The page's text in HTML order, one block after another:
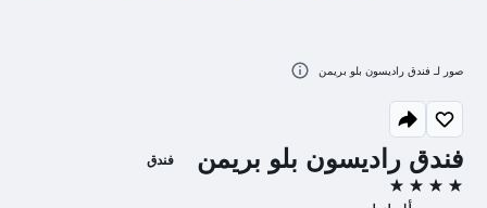
فندق راديسون بلو بريمن فندق
4 نجوم
صور لـ فندق راديسون بلو بريمن